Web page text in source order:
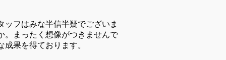
フはみな半信半疑でございま
。まったく想像がつきませんで
果を得ております。